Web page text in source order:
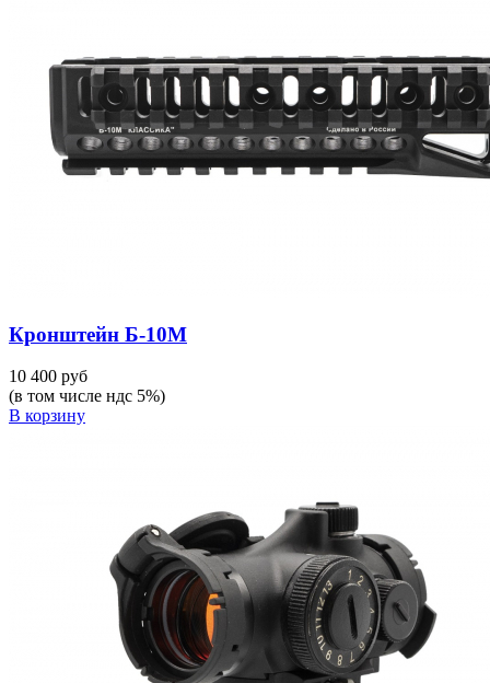
Кронштейн Б-10М
10 400 руб
(в том числе ндс 5%)
В корзину